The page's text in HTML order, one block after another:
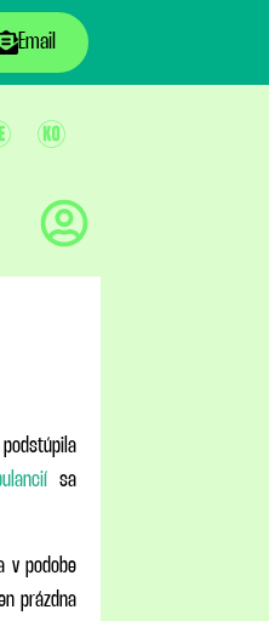
Email
sa
v podobe
prázdna